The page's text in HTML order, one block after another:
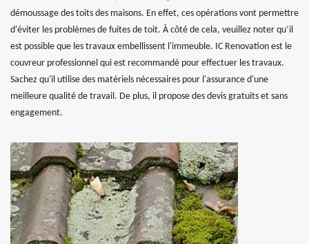
démoussage des toits des maisons. En effet, ces opérations vont permettre
d'éviter les problèmes de fuites de toit. À côté de cela, veuillez noter qu’il
est possible que les travaux embellissent l'immeuble. IC Renovation est le
couvreur professionnel qui est recommandé pour effectuer les travaux.
Sachez qu'il utilise des matériels nécessaires pour l'assurance d'une
meilleure qualité de travail. De plus, il propose des devis gratuits et sans
engagement.